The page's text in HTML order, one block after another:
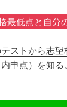
最低点と自分
ストから志
申点）を知